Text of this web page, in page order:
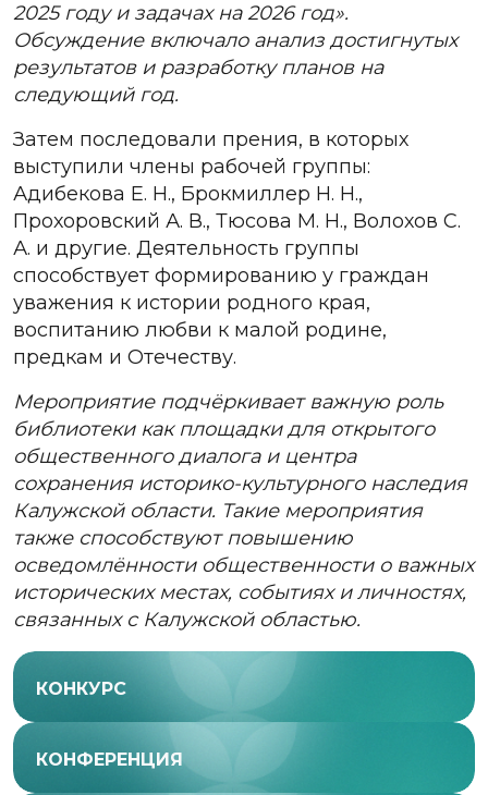
2025 году и задачах на 2026 год».
Обсуждение включало анализ достигнутых
результатов и разработку планов на
следующий год.
Затем последовали прения, в которых
выступили члены рабочей группы:
Адибекова Е. Н., Брокмиллер Н. Н.,
Прохоровский А. В., Тюсова М. Н., Волохов С.
А. и другие. Деятельность группы
способствует формированию у граждан
уважения к истории родного края,
воспитанию любви к малой родине,
предкам и Отечеству.
Мероприятие подчёркивает важную роль
библиотеки как площадки для открытого
общественного диалога и центра
сохранения историко-культурного наследия
Калужской области. Такие мероприятия
также способствуют повышению
осведомлённости общественности о важных
исторических местах, событиях и личностях,
связанных с Калужской областью.
КОНКУРС
КОНФЕРЕНЦИЯ